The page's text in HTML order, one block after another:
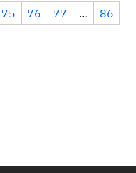
75 76 77 …
86